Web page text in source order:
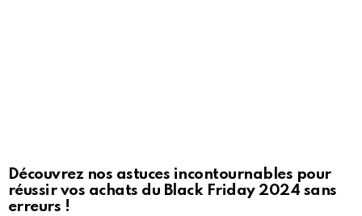
Découvrez nos astuces incontournables pour
réussir vos achats du Black Friday 2024 sans
erreurs !